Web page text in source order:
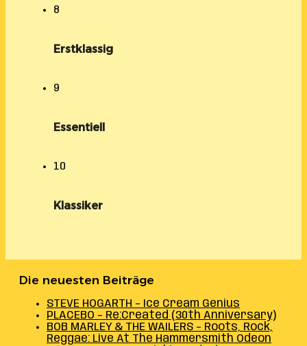
8
Erstklassig
9
Essentiell
10
Klassiker
Die neuesten Beiträge
STEVE HOGARTH – Ice Cream Genius
PLACEBO – Re:Created (30th Anniversary)
BOB MARLEY & THE WAILERS – Roots, Rock,
Reggae: Live At The Hammersmith Odeon